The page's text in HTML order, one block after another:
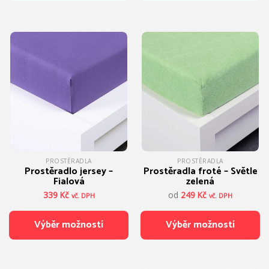
má
Možnosti
lze
na
stránce
produktu
má
Možnosti
lze
vybrat
na
stránce
produktu
PROSTĚRADLA
Prostěradlo jersey –
Fialová
339 Kč vč. DPH
Výběr možností
PROSTĚRADLA
Prostěradla froté – Světle
zelená
od 249 Kč vč. DPH
Výběr možností